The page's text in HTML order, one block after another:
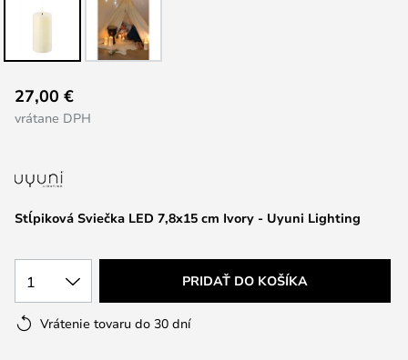
na
začiatok
obrázkov
Stĺpiková Sviečka LED 7,8x15 cm Ivory - Uyuni Lighting
27,00 €
vrátane DPH
1 PRIDAŤ DO KOŠÍKA
Vrátenie tovaru do 30 dní